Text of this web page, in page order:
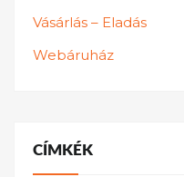
Vásárlás – Eladás
Webáruház
CÍMKÉK